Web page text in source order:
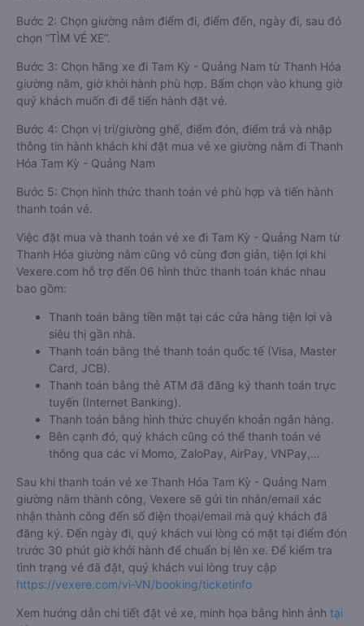
Bước 2: Chọn giường nằm điểm đi, điểm đến, ngày đi, sau đó
chọn “TÌM VÉ XE”.
Bước 3: Chọn hãng xe đi Tam Kỳ - Quảng Nam từ Thanh Hóa
giường nằm, giờ khởi hành phù hợp. Bấm chọn vào khung giờ
quý khách muốn đi để tiến hành đặt vé.
Bước 4: Chọn vị trí/giường ghế, điểm đón, điểm trả và nhập
thông tin hành khách khi đặt mua vé xe giường nằm đi Thanh
Hóa Tam Kỳ - Quảng Nam
Bước 5: Chọn hình thức thanh toán vé phù hợp và tiến hành
thanh toán vé.
Việc đặt mua và thanh toán vé xe đi Tam Kỳ - Quảng Nam từ
Thanh Hóa giường nằm cũng vô cùng đơn giản, tiện lợi khi
Vexere.com hỗ trợ đến 06 hình thức thanh toán khác nhau
bao gồm:
Thanh toán bằng tiền mặt tại các cửa hàng tiện lợi và
siêu thị gần nhà.
Thanh toán bằng thẻ thanh toán quốc tế (Visa, Master
Card, JCB).
Thanh toán bằng thẻ ATM đã đăng ký thanh toán trực
tuyến (Internet Banking).
Thanh toán bằng hình thức chuyển khoản ngân hàng.
Bên cạnh đó, quý khách cũng có thể thanh toán vé
thông qua các ví Momo, ZaloPay, AirPay, VNPay,…
Sau khi thanh toán vé xe Thanh Hóa Tam Kỳ - Quảng Nam
giường nằm thành công, Vexere sẽ gửi tin nhắn/email xác
nhận thành công đến số điện thoại/email mà quý khách đã
đăng ký. Đến ngày đi, quý khách vui lòng có mặt tại điểm đón
trước 30 phút giờ khởi hành để chuẩn bị lên xe. Để kiểm tra
tình trạng vé đã đặt, quý khách vui lòng truy cập
https://vexere.com/vi-VN/booking/ticketinfo
Xem hướng dẫn chi tiết đặt vé xe, minh họa bằng hình ảnh tại